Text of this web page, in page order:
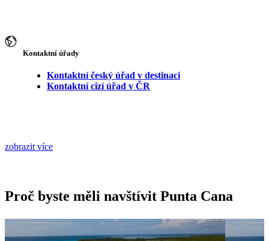
Kontaktní úřady
Kontaktní český úřad v destinaci
Kontaktní cizí úřad v ČR
zobrazit více
Proč byste měli navštívit Punta Cana